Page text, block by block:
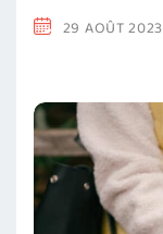
29 AOÛT 2023